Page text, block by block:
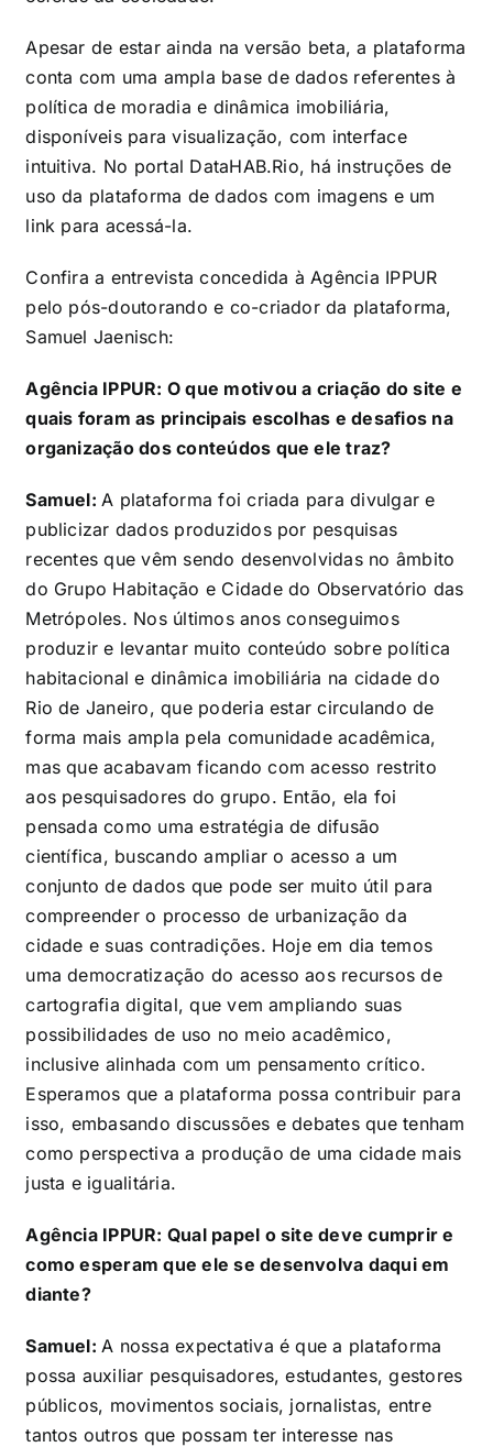
Apesar de estar ainda na versão beta, a plataforma
conta com uma ampla base de dados referentes à
política de moradia e dinâmica imobiliária,
disponíveis para visualização, com interface
intuitiva. No portal DataHAB.Rio, há instruções de
uso da plataforma de dados com imagens e um
link para acessá-la.
Confira a entrevista concedida à Agência IPPUR
pelo pós-doutorando e co-criador da plataforma,
Samuel Jaenisch:
Agência IPPUR: O que motivou a criação do site e
quais foram as principais escolhas e desafios na
organização dos conteúdos que ele traz?
Samuel: A plataforma foi criada para divulgar e
publicizar dados produzidos por pesquisas
recentes que vêm sendo desenvolvidas no âmbito
do Grupo Habitação e Cidade do Observatório das
Metrópoles. Nos últimos anos conseguimos
produzir e levantar muito conteúdo sobre política
habitacional e dinâmica imobiliária na cidade do
Rio de Janeiro, que poderia estar circulando de
forma mais ampla pela comunidade acadêmica,
mas que acabavam ficando com acesso restrito
aos pesquisadores do grupo. Então, ela foi
pensada como uma estratégia de difusão
científica, buscando ampliar o acesso a um
conjunto de dados que pode ser muito útil para
compreender o processo de urbanização da
cidade e suas contradições. Hoje em dia temos
uma democratização do acesso aos recursos de
cartografia digital, que vem ampliando suas
possibilidades de uso no meio acadêmico,
inclusive alinhada com um pensamento crítico.
Esperamos que a plataforma possa contribuir para
isso, embasando discussões e debates que tenham
como perspectiva a produção de uma cidade mais
justa e igualitária.
Agência IPPUR: Qual papel o site deve cumprir e
como esperam que ele se desenvolva daqui em
diante?
Samuel: A nossa expectativa é que a plataforma
possa auxiliar pesquisadores, estudantes, gestores
públicos, movimentos sociais, jornalistas, entre
tantos outros que possam ter interesse nas